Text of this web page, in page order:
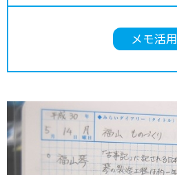
メモ活用